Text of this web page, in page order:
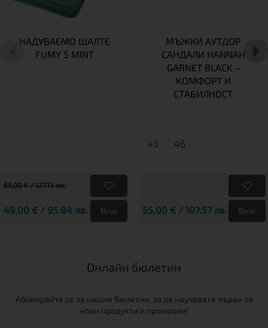
НАДУВАЕМО ШАЛТЕ
FUMY 5 MINT
65,00 € / 127.13 лв.
49,00 € / 95.84 лв. Виж
МЪЖКИ АУТДОР
САНДАЛИ HANNAH
GARNET BLACK –
КОМФОРТ И
СТАБИЛНОСТ
43 46
55,00 € / 107.57 лв. Виж
Онлайн бюлетин
Абонирайте се за нашия бюлетин, за да научавате първи за
нови продукти и промоции!